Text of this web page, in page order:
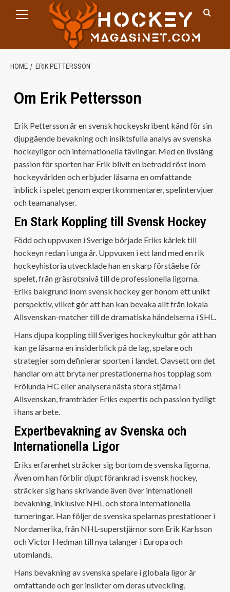
Menu
HOME ERIK PETTERSSON
Om Erik Pettersson
Erik Pettersson är en svensk hockeyskribent känd för sin
djupgående bevakning och insiktsfulla analys av svenska
hockeyligor och internationella tävlingar. Med en livslång
passion för sporten har Erik blivit en betrodd röst inom
hockeyvärlden och erbjuder läsarna en omfattande
inblick i spelet genom expertkommentarer, spelintervjuer
och teamanalyser.
En Stark Koppling till Svensk Hockey
Född och uppvuxen i Sverige började Eriks kärlek till
hockeyn redan i unga år. Uppvuxen i ett land med en rik
hockeyhistoria utvecklade han en skarp förståelse för
spelet, från gräsrotsnivå till de professionella ligorna.
Eriks bakgrund inom svensk hockey ger honom ett unikt
perspektiv, vilket gör att han kan bevaka allt från lokala
Allsvenskan-matcher till de dramatiska händelserna i SHL.
Hans djupa koppling till Sveriges hockeykultur gör att han
kan ge läsarna en insiderblick på de lag, spelare och
strategier som definierar sporten i landet. Oavsett om det
handlar om att bryta ner prestationerna hos topplag som
Frölunda HC eller analysera nästa stora stjärna i
Allsvenskan, framträder Eriks expertis och passion tydligt
i hans arbete.
Expertbevakning av Svenska och
Internationella Ligor
Eriks erfarenhet sträcker sig bortom de svenska ligorna.
Även om han förblir djupt förankrad i svensk hockey,
sträcker sig hans skrivande även över internationell
bevakning, inklusive NHL och stora internationella
turneringar. Han följer de svenska spelarnas prestationer i
Nordamerika, från NHL-superstjärnor som Erik Karlsson
och Victor Hedman till nya talanger i Europa och
utomlands.
Hans bevakning av svenska spelare i globala ligor är
omfattande och ger insikter om deras utveckling,